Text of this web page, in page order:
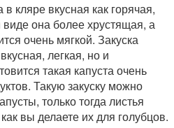
кляре вкусная как горячая,
она более хрустящая, а
очень мягкой. Закуска
легкая, но и
такая капуста очень
Такую закуску можно
только тогда листья
вы делаете их для голубцов.